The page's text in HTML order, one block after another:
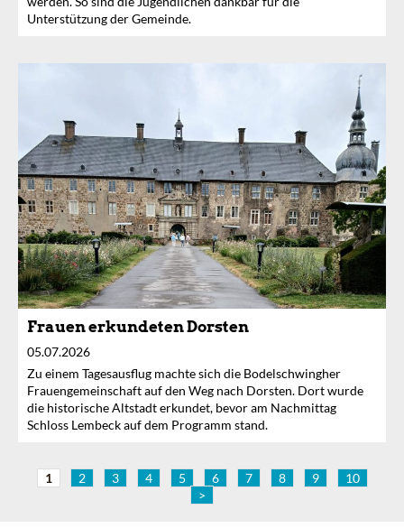
Unterstützung der Gemeinde.
Frauen erkundeten Dorsten
05.07.2026
Zu einem Tagesausflug machte sich die Bodelschwingher
Frauengemeinschaft auf den Weg nach Dorsten. Dort wurde
die historische Altstadt erkundet, bevor am Nachmittag
Schloss Lembeck auf dem Programm stand.
1 2 3 4 5 6 7 8 9
10
>